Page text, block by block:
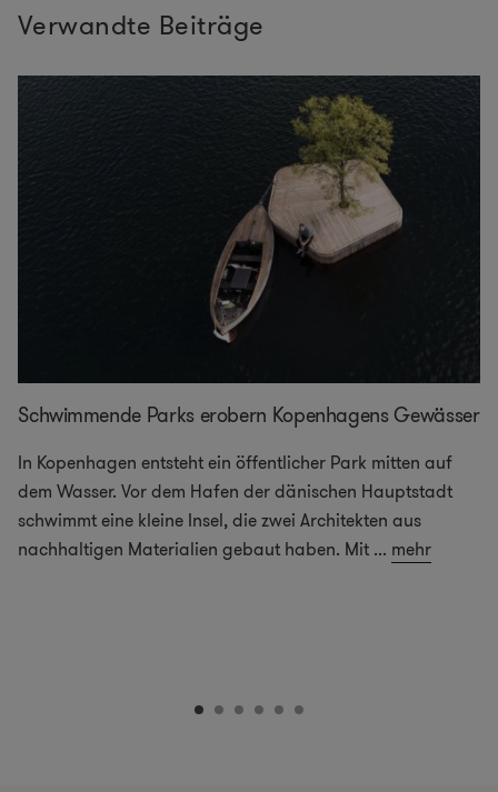
Verwandte Beiträge
Schwimmende Parks erobern Kopenhagens Gewässer
In Kopenhagen entsteht ein öffentlicher Park mitten auf
dem Wasser. Vor dem Hafen der dänischen Hauptstadt
schwimmt eine kleine Insel, die zwei Architekten aus
nachhaltigen Materialien gebaut haben. Mit ... mehr